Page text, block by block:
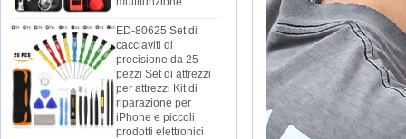
ED-80625 Set di
cacciaviti di
precisione da 25
pezzi Set di attrezzi
per attrezzi Kit di
riparazione per
iPhone e piccoli
prodotti elettronici